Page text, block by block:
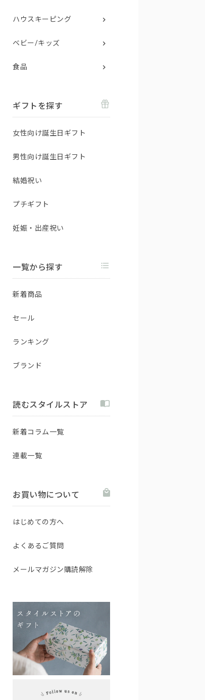
ハウスキーピング
ベビー/キッズ
食品
ギフトを探す
女性向け誕生日ギフト
男性向け誕生日ギフト
結婚祝い
プチギフト
妊娠・出産祝い
一覧から探す
新着商品
セール
ランキング
ブランド
読むスタイルストア
新着コラム一覧
連載一覧
お買い物について
はじめての方へ
よくあるご質問
メールマガジン購読解除